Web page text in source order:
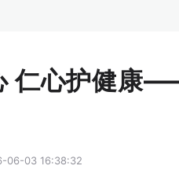
仁心护健康
06-03 16:38:32